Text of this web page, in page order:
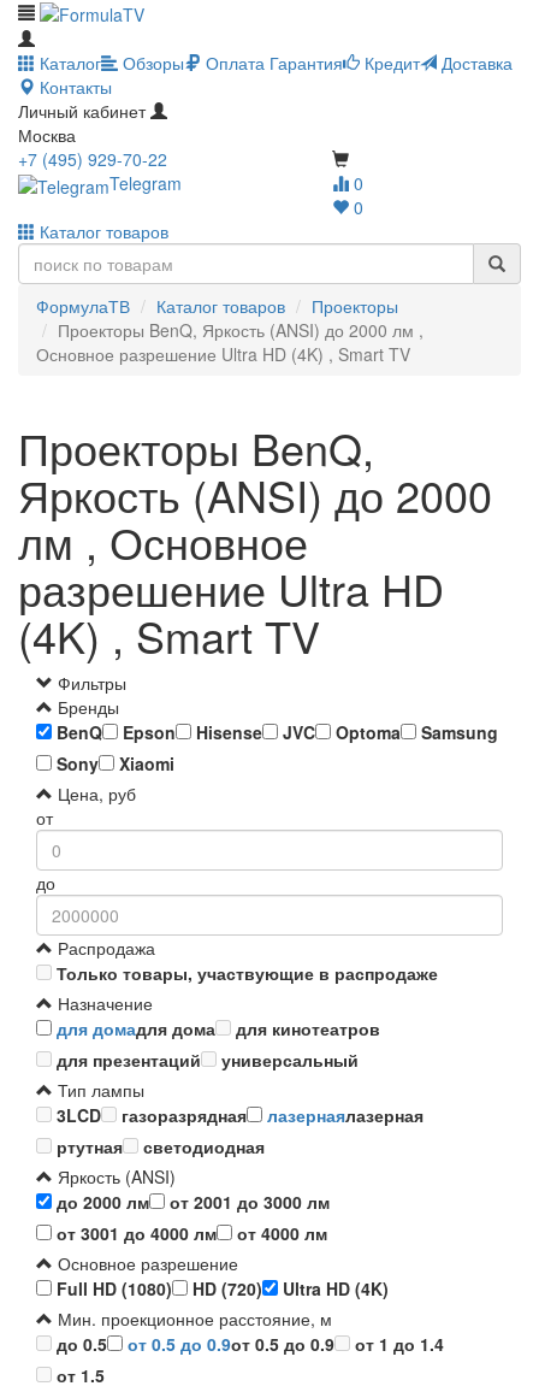
Каталог Обзоры Оплата Гарантия Кредит
Доставка
Контакты
Личный кабинет
Москва
0
0
+7 (495) 929-70-22
Telegram
Каталог товаров
ФормулаТВ Каталог товаров
Проекторы
Проекторы BenQ, Яркость (ANSI) до 2000 лм ,
Основное разрешение Ultra HD (4K) , Smart TV
Проекторы BenQ,
Яркость (ANSI) до 2000
лм , Основное
разрешение Ultra HD
(4K) , Smart TV
Фильтры
Бренды
BenQ
Epson Hisense JVC Optoma
Samsung
Sony
Xiaomi
Цена, руб
от
до
Распродажа
Только товары, участвующие в распродаже
Назначение
для домадля дома
для кинотеатров
для презентаций
универсальный
Тип лампы
3LCD
газоразрядная лазернаялазерная
ртутная
светодиодная
Яркость (ANSI)
до 2000 лм
от 2001 до 3000 лм
от 3001 до 4000 лм
от 4000 лм
Основное разрешение
Full HD (1080)
HD (720)
Ultra HD (4K)
Мин. проекционное расстояние, м
до 0.5
от 0.5 до 0.9от 0.5 до 0.9
от 1 до 1.4
от 1.5